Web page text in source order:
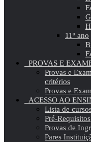
11º ano
PROVAS E
Provas e
critérios
Provas e
ACESSO AO
Lista de
Pré-Requisitos
Provas de
Pares